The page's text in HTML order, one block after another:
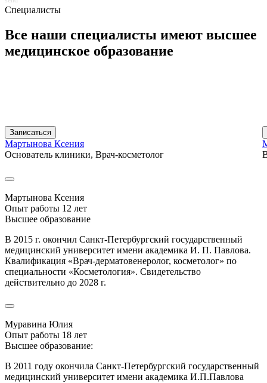
Специалисты
Все наши специалисты имеют высшее
медицинское образование
Записаться
Мартынова Ксения
Основатель клиники, Врач-косметолог
Мартынова Ксения
Опыт работы 12 лет
Высшее образование
В 2015 г. окончил Санкт-Петербургский государственный
медицинский университет имени академика И. П. Павлова.
Квалификация «Врач-дерматовенеролог, косметолог» по
специальности «Косметология». Свидетельство
действительно до 2028 г.
Муравина Юлия
Опыт работы 18 лет
Высшее образование:
В 2011 году окончила Санкт-Петербургский государственный
медицинский университет имени академика И.П.Павлова